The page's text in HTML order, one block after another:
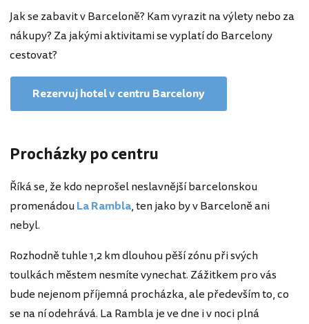
Jak se zabavit v Barceloně? Kam vyrazit na výlety nebo za
nákupy? Za jakými aktivitami se vyplatí do Barcelony
cestovat?
Rezervuj hotel v centru Barcelony
Procházky po centru
Říká se, že kdo neprošel neslavnější barcelonskou
promenádouLa Rambla, ten jako by v Barceloně ani
nebyl.
Rozhodně tuhle 1,2 km dlouhou pěší zónu při svých
toulkách městem nesmíte vynechat. Zážitkem pro vás
bude nejenom příjemná procházka, ale především to, co
se na ní odehrává. La Rambla je ve dne i v noci plná